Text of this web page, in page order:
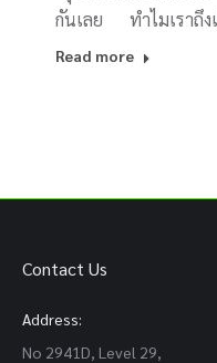
กันเลย ทำไมเราถึง
Read more
Contact Us
Address:
No 2941D, Level 29,